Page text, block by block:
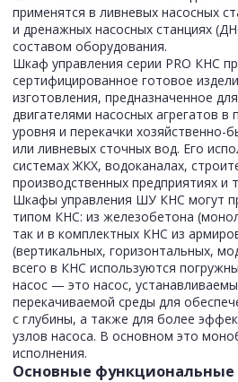
применятся в ливневых насосных
и дренажных насосных станциях
составом оборудования.
Шкаф управления серии PRO КНС
сертифицированное готовое
изготовления, предназначенное
двигателями насосных агрегатов в
уровня и перекачки
или ливневых сточных вод. Его
системах ЖКХ, водоканалах,
производственных предприятиях и
Шкафы управления ШУ КНС могут
типом КНС: из железобетона
так и в комплектных КНС из
(вертикальных, горизонтальных,
всего в КНС используются
насос — это насос,
перекачиваемой среды для
с глубины, а также для более
узлов насоса. В основном это
исполнения.
Основные